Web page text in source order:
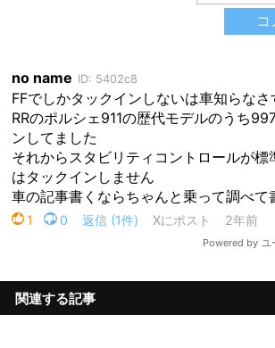
関連する記事